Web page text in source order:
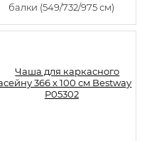
балки (549/732/975 см)